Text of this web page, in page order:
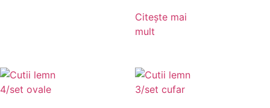
Citește mai
mult